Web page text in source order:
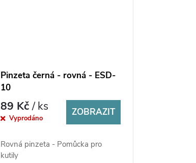
Pinzeta černá - rovná - ESD-
10
89 Kč/ ks
Vyprodáno
ZOBRAZIT
Rovná pinzeta - Pomůcka pro
kutily